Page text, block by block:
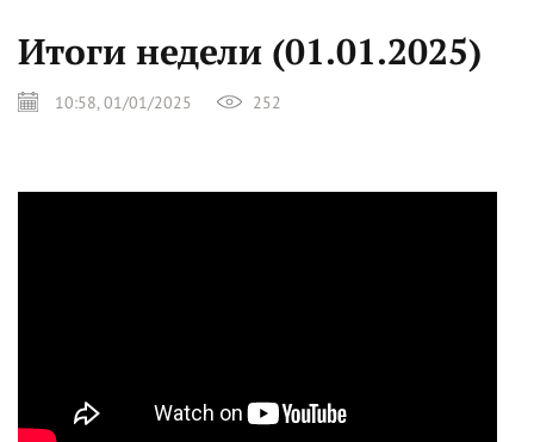
Итоги недели (01.01.2025)
10:58, 01/01/2025 252